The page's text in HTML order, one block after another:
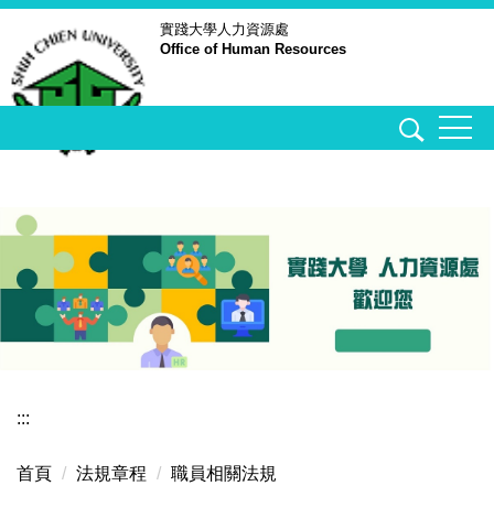
到
主
要
實踐大學人力資源處
Office of Human Resources
:::
首頁 法規章程 職員相關法規